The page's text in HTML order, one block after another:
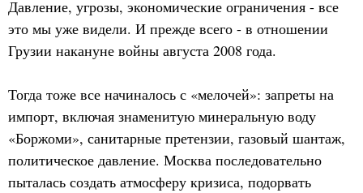
Давление, угрозы, экономические ограничения - все
это мы уже видели. И прежде всего - в отношении
Грузии накануне войны августа 2008 года.
Тогда тоже все начиналось с «мелочей»: запреты на
импорт, включая знаменитую минеральную воду
«Боржоми», санитарные претензии, газовый шантаж,
политическое давление. Москва последовательно
пыталась создать атмосферу кризиса, подорвать